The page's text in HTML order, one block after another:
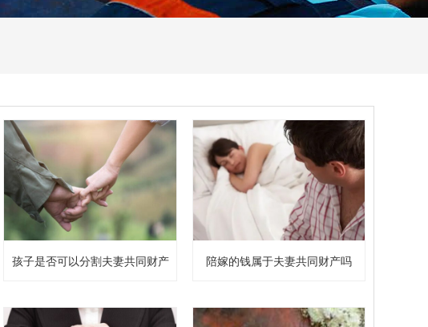
孩子是否可以分割夫妻共同财产 陪嫁的钱属于夫妻共同财产吗